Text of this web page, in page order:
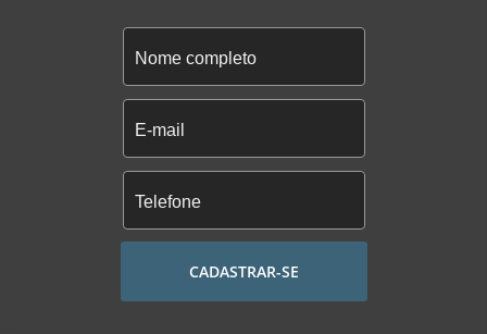
CADASTRAR-SE